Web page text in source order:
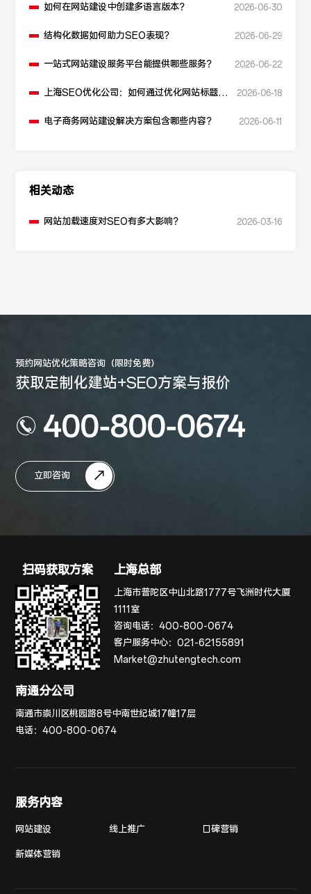
如何在网站建设中创建多语言版本？ 2026-06-30
结构化数据如何助力SEO表现？ 2026-06-29
一站式网站建设服务平台能提供哪些服务？ 2026-06-22
上海SEO优化公司：如何通过优化网站标题提
2026-06-18
电子商务网站建设解决方案包含哪些内容？ 2026-06-11
相关动态
网站加载速度对SEO有多大影响？ 2026-03-16
预约网站优化策略咨询（限时免费）
获取定制化建站+SEO方案与报价
400-800-0674
立即咨询
扫码获取方案 上海总部
上海市普陀区中山北路1777号飞洲时代大厦
1111室
咨询电话：400-800-0674
客户服务中心：021-62155891
Market@zhutengtech.com
南通分公司
南通市崇川区桃园路8号中南世纪城17幢17层
电话：400-800-0674
服务内容
网站建设 线上推广 口碑营销
新媒体营销